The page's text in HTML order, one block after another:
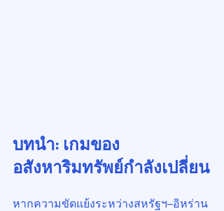
บทนำ: เกมของ
อสังหาริมทรัพย์กำลังเปลี่ยน
หากความขัดแย้งระหว่างสหรัฐฯ–อิหร่าน